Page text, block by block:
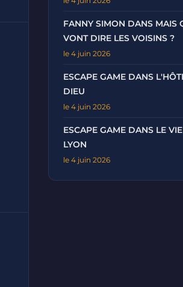
FANNY SIMON DANS MAIS
VONT DIRE LES VOISINS ?
le 4 juin 2026
ESCAPE GAME DANS
DIEU
le 4 juin 2026
ESCAPE GAME DANS LE
LYON
le 4 juin 2026